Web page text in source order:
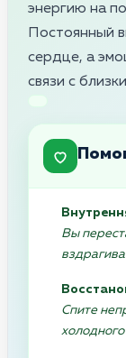
энергию на
Постоянный
сердце, а
связи с
Вы
Спите
холодного